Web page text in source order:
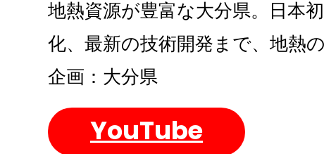
地熱資源が豊富な大分県。日本
化、最新の技術開発まで、地熱
企画：大分県
YouTube